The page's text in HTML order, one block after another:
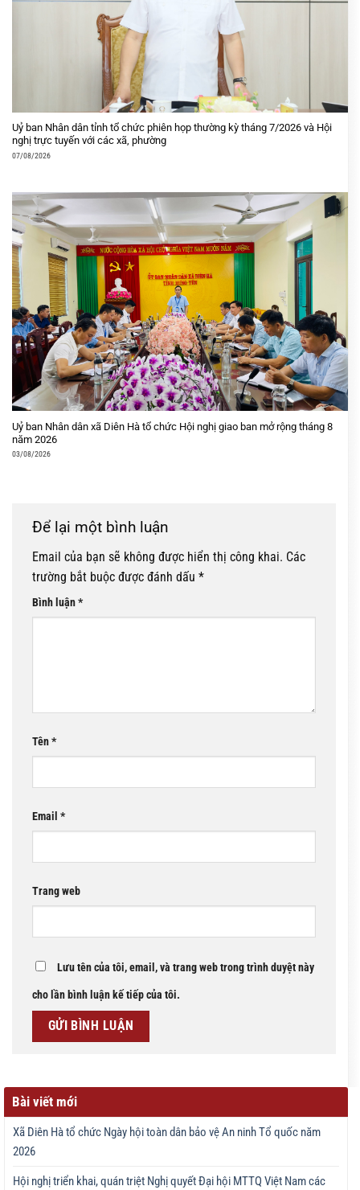
Uỷ ban Nhân dân tỉnh tổ chức phiên họp thường kỳ tháng 7/2026 và Hội
nghị trực tuyến với các xã, phường
07/08/2026
Uỷ ban Nhân dân xã Diên Hà tổ chức Hội nghị giao ban mở rộng tháng 8
năm 2026
03/08/2026
Để lại một bình luận
Email của bạn sẽ không được hiển thị công khai. Các
trường bắt buộc được đánh dấu *
Bình luận*
Tên*
Email *
Trang web
Lưu tên của tôi, email, và trang web trong trình duyệt này
cho lần bình luận kế tiếp của tôi.
Bài viết mới
Xã Diên Hà tổ chức Ngày hội toàn dân bảo vệ An ninh Tổ quốc năm
2026
Hội nghị triển khai, quán triệt Nghị quyết Đại hội MTTQ Việt Nam các